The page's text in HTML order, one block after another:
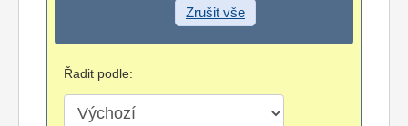
Zrušit vše
Řadit podle: